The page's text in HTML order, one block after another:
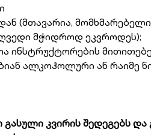
(მთავარია, მომხმარებელი
მჭიდროდ ეკვროდეს);
ალკოჰოლური ან რაიმე
კვირის შედეგებს